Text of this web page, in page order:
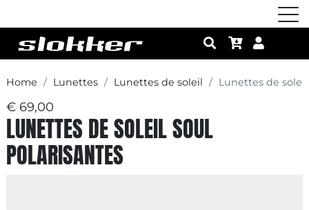
Home Lunettes Lunettes de soleil Lunettes de
€ 69,00
LUNETTES DE SOLEIL SOUL
POLARISANTES